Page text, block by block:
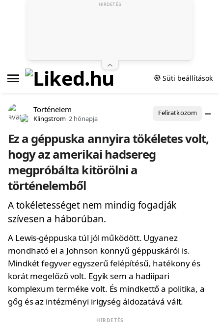
Süti beállítások
Történelem
Klingstrom 2 hónapja
Feliratkozom
Ez a géppuska annyira tökéletes volt,
hogy az amerikai hadsereg
megpróbálta kitörölni a
történelemből
A tökéletességet nem mindig fogadják
szívesen a háborúban.
A Lewis-géppuska túl jól működött. Ugyanez
mondható el a Johnson könnyű géppuskáról is.
Mindkét fegyver egyszerű felépítésű, hatékony és
korát megelőző volt. Egyik sem a hadiipari
komplexum terméke volt. És mindkettő a politika, a
gőg és az intézményi irigység áldozatává vált.
HIRDETÉS
HIRDETÉS